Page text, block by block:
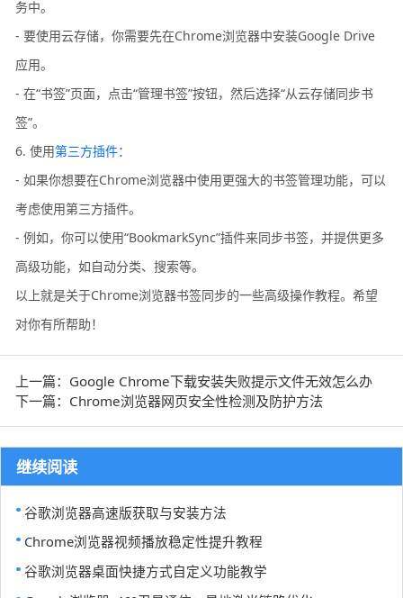
务中。
- 要使用云存储，你需要先在Chrome浏览器中安装Google Drive
应用。
- 在“书签”页面，点击“管理书签”按钮，然后选择“从云存储同步书
签”。
6. 使用第三方插件：
- 如果你想要在Chrome浏览器中使用更强大的书签管理功能，可以
考虑使用第三方插件。
- 例如，你可以使用“BookmarkSync”插件来同步书签，并提供更多
高级功能，如自动分类、搜索等。
以上就是关于Chrome浏览器书签同步的一些高级操作教程。希望
对你有所帮助！
上一篇：Google Chrome下载安装失败提示文件无效怎么办
下一篇：Chrome浏览器网页安全性检测及防护方法
继续阅读
谷歌浏览器高速版获取与安装方法
Chrome浏览器视频播放稳定性提升教程
谷歌浏览器桌面快捷方式自定义功能教学